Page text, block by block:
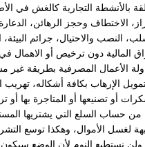
بالأنشطة التجارية كالغش في
الاختطاف وحجز الرهائن،
النصب والاحتيال، جرائم البيئة،
المالية دون ترخيص أو الاهمال
الأعمال المصرفية بطريقة غير
الإرهاب بكافة أشكاله، تهريب
أو تصنيعها أو المتاجرة بها
من حساب السلع التي يشتريها
لغسل الأموال، وهكذا توسع